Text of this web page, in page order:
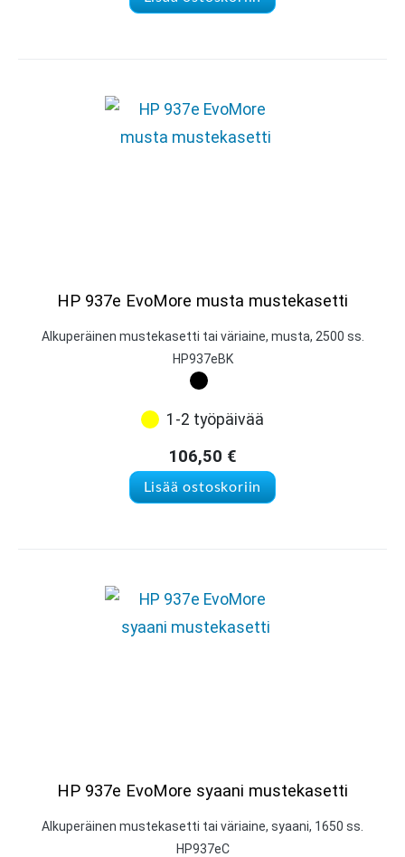
HP 937e EvoMore musta mustekasetti
Alkuperäinen mustekasetti tai väriaine, musta, 2500 ss.
HP937eBK
1-2 työpäivää
106,50 €
Lisää ostoskoriin
HP 937e EvoMore syaani mustekasetti
Alkuperäinen mustekasetti tai väriaine, syaani, 1650 ss.
HP937eC